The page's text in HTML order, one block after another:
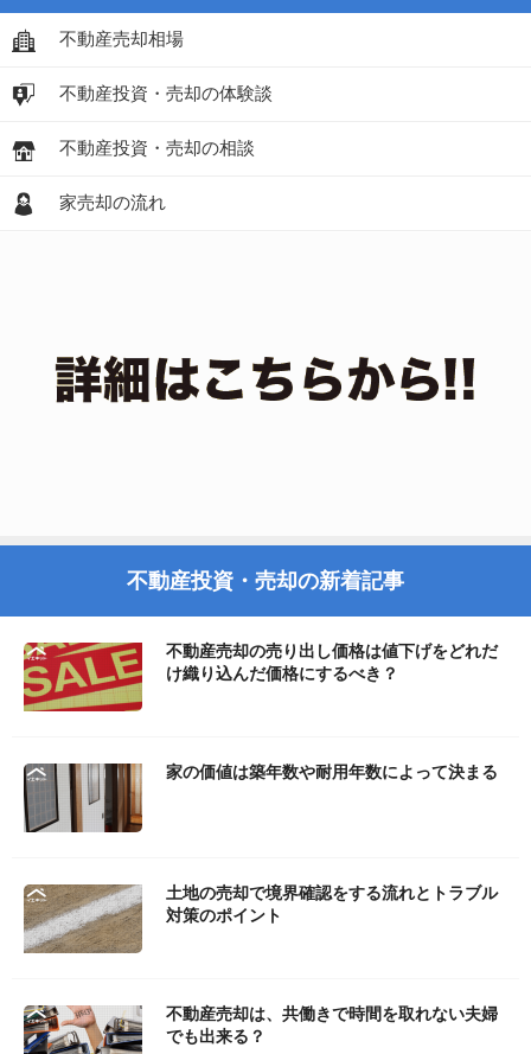
不動産売却相場
不動産投資・売却の体験談
不動産投資・売却の相談
家売却の流れ
不動産投資・売却の新着記事
不動産売却の売り出し価格は値下げをどれだ
け織り込んだ価格にするべき？
家の価値は築年数や耐用年数によって決まる
土地の売却で境界確認をする流れとトラブル
対策のポイント
不動産売却は、共働きで時間を取れない夫婦
でも出来る？